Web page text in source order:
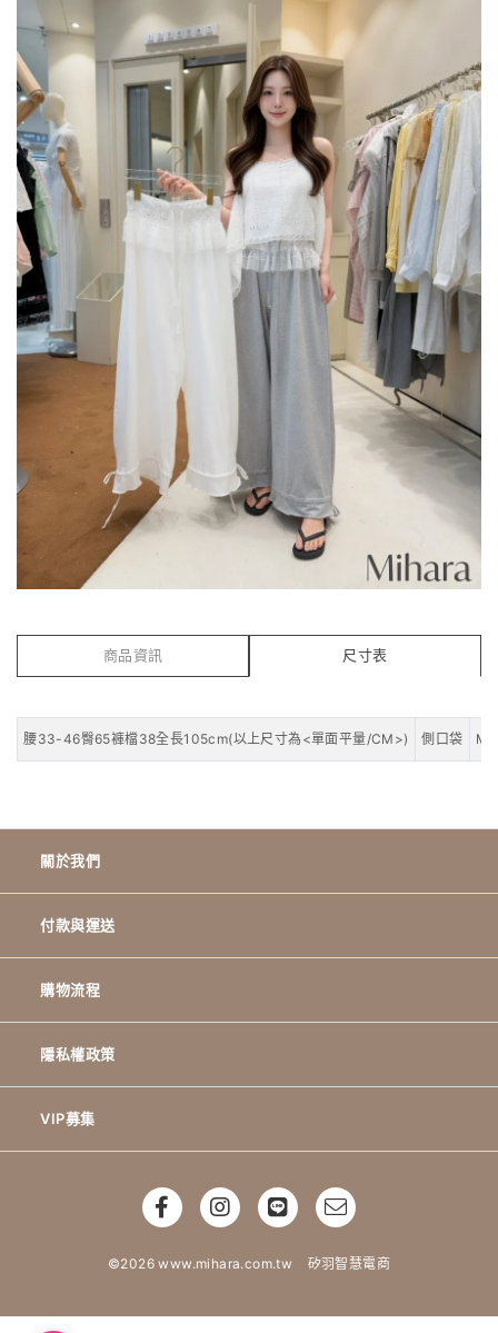
商品資訊 尺寸表
腰33-46臀65褲檔38全長105cm(以上尺寸為<單面平量/CM>) 側口袋
關於我們
付款與運送
購物流程
隱私權政策
VIP募集
©2026 www.mihara.com.tw 矽羽智慧電商